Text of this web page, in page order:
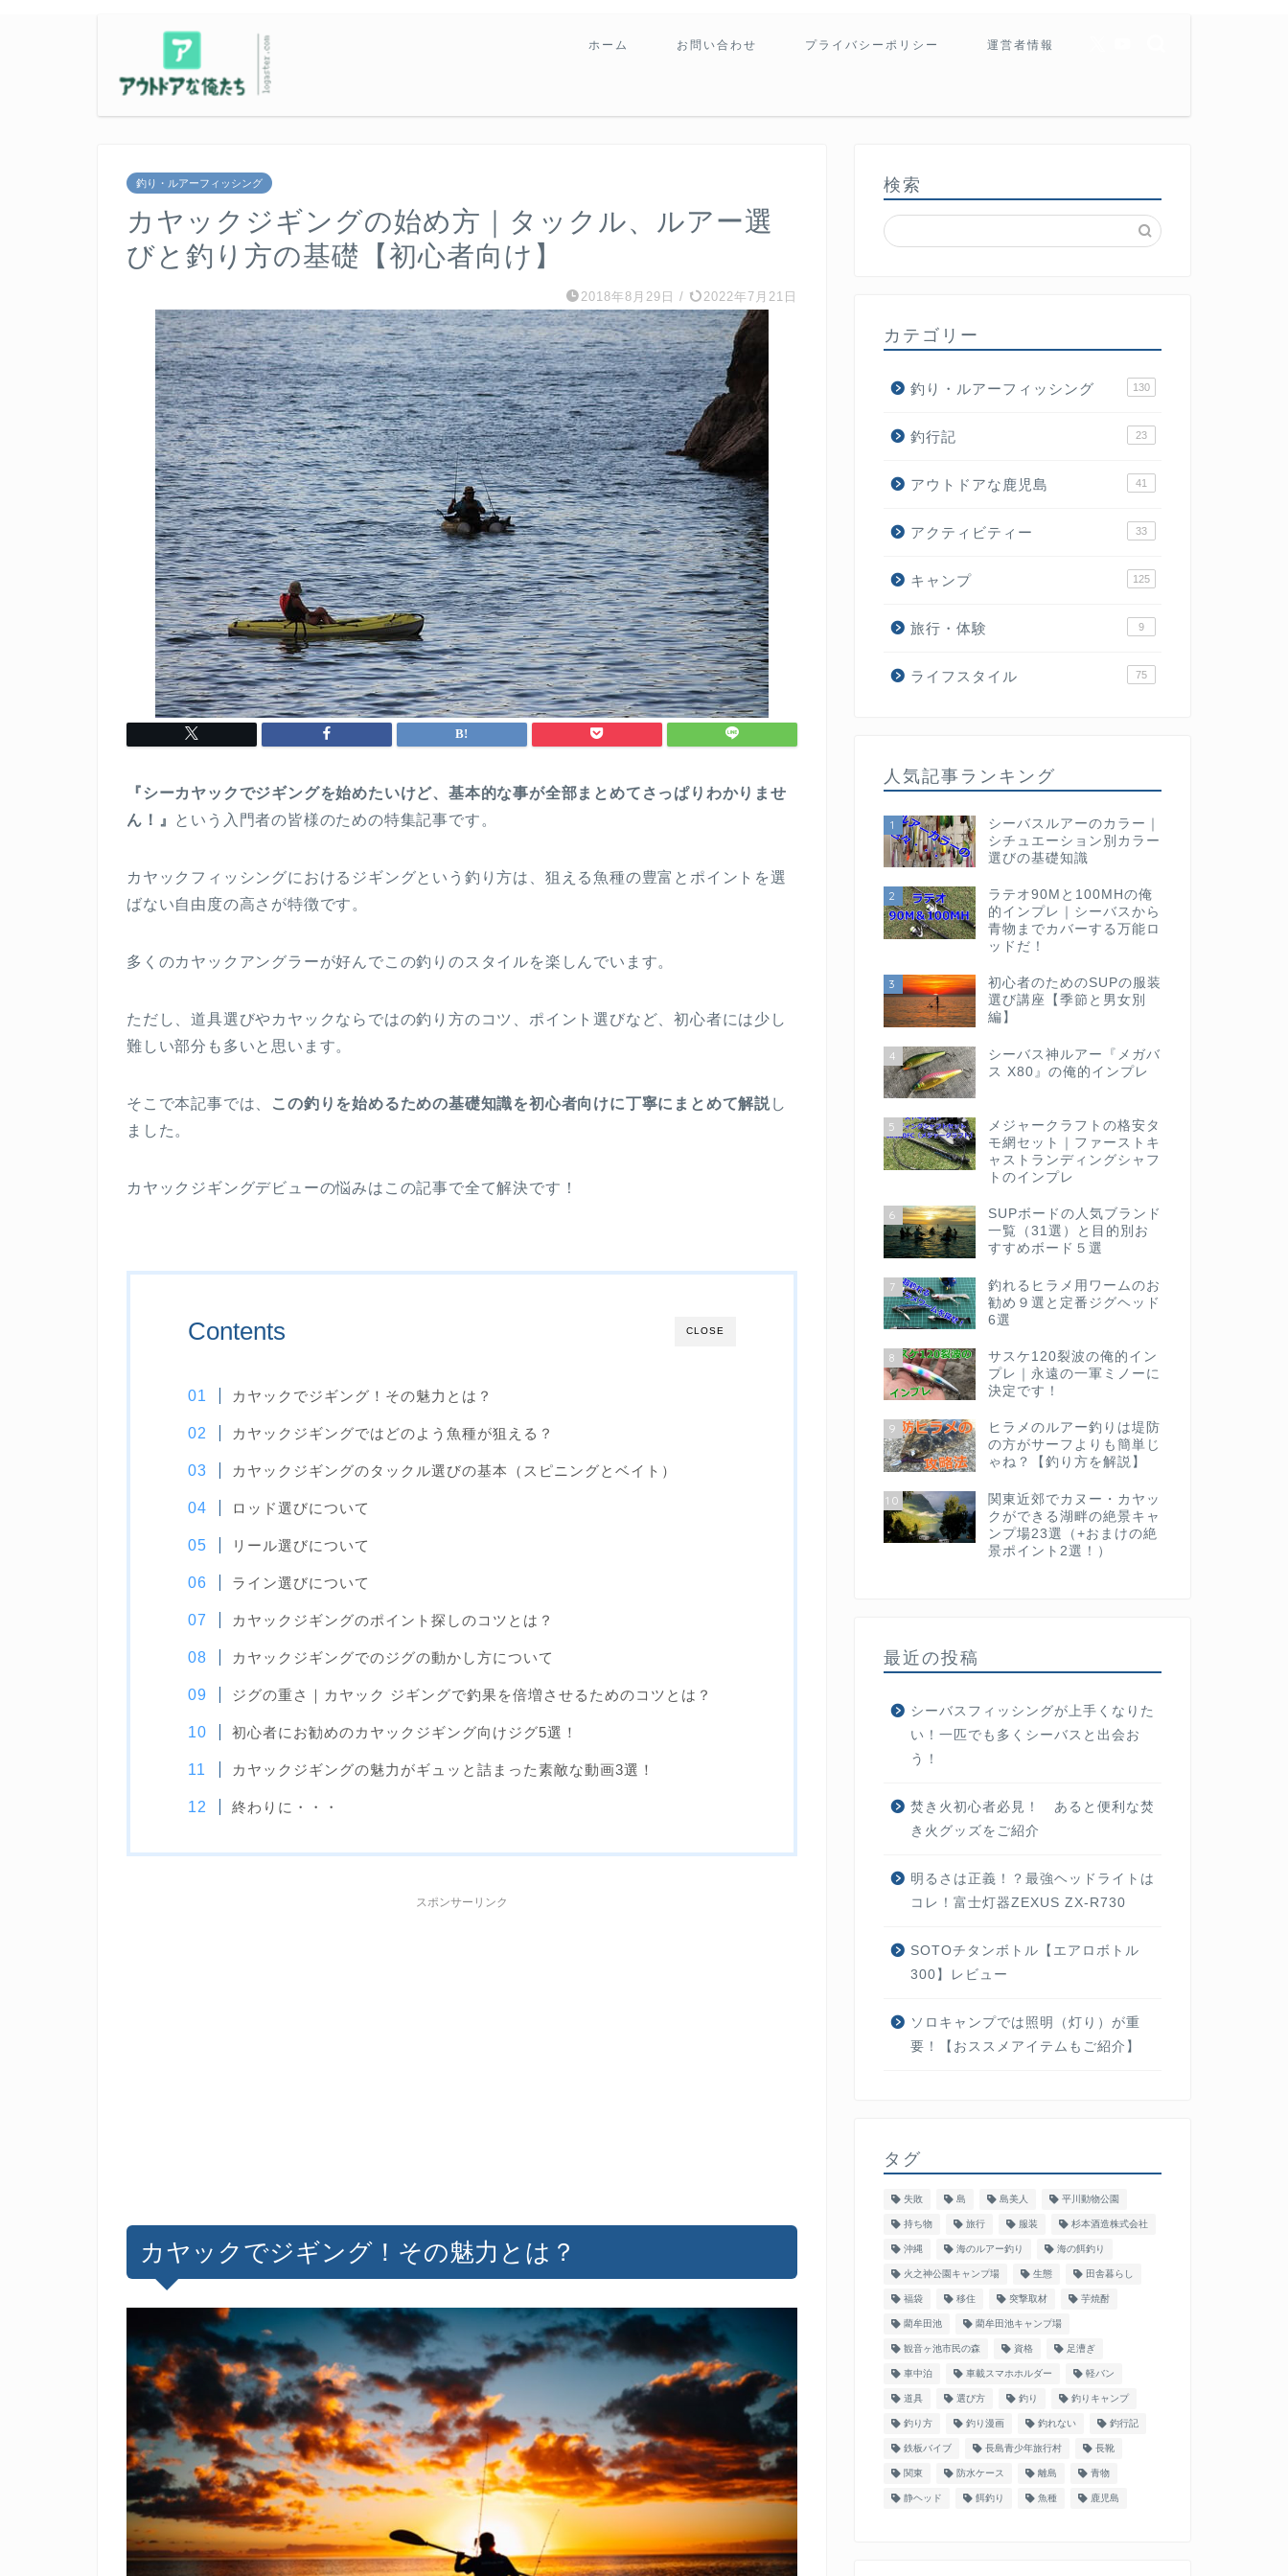
ホーム お問い合わせ プライバシーポリシー 運営者情報
釣り・ルアーフィッシング
カヤックジギングの始め方｜タックル、ルアー選
びと釣り方の基礎【初心者向け】
2018年8月29日 / 2022年7月21日
『シーカヤックでジギングを始めたいけど、基本的な事が全部まとめてさっぱりわかりませ
ん！』
という入門者の皆様のための特集記事です。
カヤックフィッシングにおけるジギングという釣り方は、狙える魚種の豊富とポイントを選
ばない自由度の高さが特徴です。
多くのカヤックアングラーが好んでこの釣りのスタイルを楽しんでいます。
ただし、道具選びやカヤックならではの釣り方のコツ、ポイント選びなど、初心者には少し
難しい部分も多いと思います。
そこで本記事では、 この釣りを始めるための基礎知識を初心者向けに丁寧にまとめて解説 し
ました。
カヤックジギングデビューの悩みはこの記事で全て解決です！
CLOSE
Contents
カヤックでジギング！その魅力とは？
カヤックジギングではどのよう魚種が狙える？
カヤックジギングのタックル選びの基本（スピニングとベイト）
ロッド選びについて
リール選びについて
ライン選びについて
カヤックジギングのポイント探しのコツとは？
カヤックジギングでのジグの動かし方について
ジグの重さ｜カヤック ジギングで釣果を倍増させるためのコツとは？
初心者にお勧めのカヤックジギング向けジグ5選！
カヤックジギングの魅力がギュッと詰まった素敵な動画3選！
終わりに・・・
スポンサーリンク
カヤックでジギング！その魅力とは？
検索
カテゴリー
釣り・ルアーフィッシング 130
釣行記 23
アウトドアな鹿児島 41
アクティビティー 33
キャンプ 125
旅行・体験 9
ライフスタイル 75
人気記事ランキング
1
シーバスルアーのカラー｜
シチュエーション別カラー
選びの基礎知識
2
ラテオ90Mと100MHの俺
的インプレ｜シーバスから
青物までカバーする万能ロ
ッドだ！
3
初心者のためのSUPの服装
選び講座【季節と男女別
編】
4
シーバス神ルアー『メガバ
ス X80』の俺的インプレ
5
メジャークラフトの格安タ
モ網セット｜ファーストキ
ャストランディングシャフ
トのインプレ
6
SUPボードの人気ブランド
一覧（31選）と目的別お
すすめボード５選
7
釣れるヒラメ用ワームのお
勧め９選と定番ジグヘッド
6選
8
サスケ120裂波の俺的イン
プレ｜永遠の一軍ミノーに
決定です！
9
ヒラメのルアー釣りは堤防
の方がサーフよりも簡単じ
ゃね？【釣り方を解説】
10
関東近郊でカヌー・カヤッ
クができる湖畔の絶景キャ
ンプ場23選（+おまけの絶
景ポイント2選！）
最近の投稿
シーバスフィッシングが上手くなりた
い！一匹でも多くシーバスと出会お
う！
焚き火初心者必見！ あると便利な焚
き火グッズをご紹介
明るさは正義！？最強ヘッドライトは
コレ！富士灯器ZEXUS ZX-R730
SOTOチタンボトル【エアロボトル
300】レビュー
ソロキャンプでは照明（灯り）が重
要！【おススメアイテムもご紹介】
タグ
失敗 島 島美人 平川動物公園
持ち物 旅行 服装 杉本酒造株式会社
沖縄 海のルアー釣り 海の餌釣り
火之神公園キャンプ場 生態 田舎暮らし
福袋 移住 突撃取材 芋焼酎
藺牟田池 藺牟田池キャンプ場
観音ヶ池市民の森 資格 足漕ぎ
車中泊 車載スマホホルダー 軽バン
道具 選び方 釣り 釣りキャンプ
釣り方 釣り漫画 釣れない 釣行記
鉄板バイブ 長島青少年旅行村 長靴
関東 防水ケース 離島 青物
静ヘッド 餌釣り 魚種 鹿児島